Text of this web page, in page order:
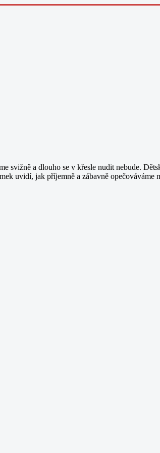
svižně a dlouho se v křesle nudit nebude.
uvidí, jak příjemně a zábavně opečováváme